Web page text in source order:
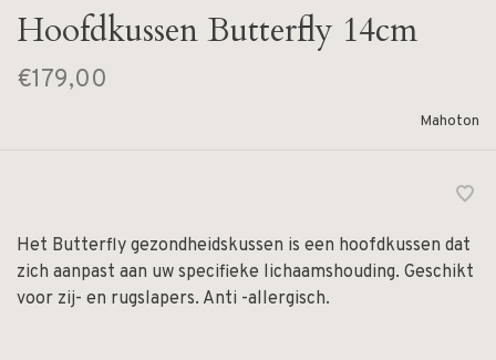
Hoofdkussen Butterfly 14cm
€179,00
Mahoton
Het Butterfly gezondheidskussen is een hoofdkussen dat
zich aanpast aan uw specifieke lichaamshouding. Geschikt
voor zij- en rugslapers. Anti -allergisch.